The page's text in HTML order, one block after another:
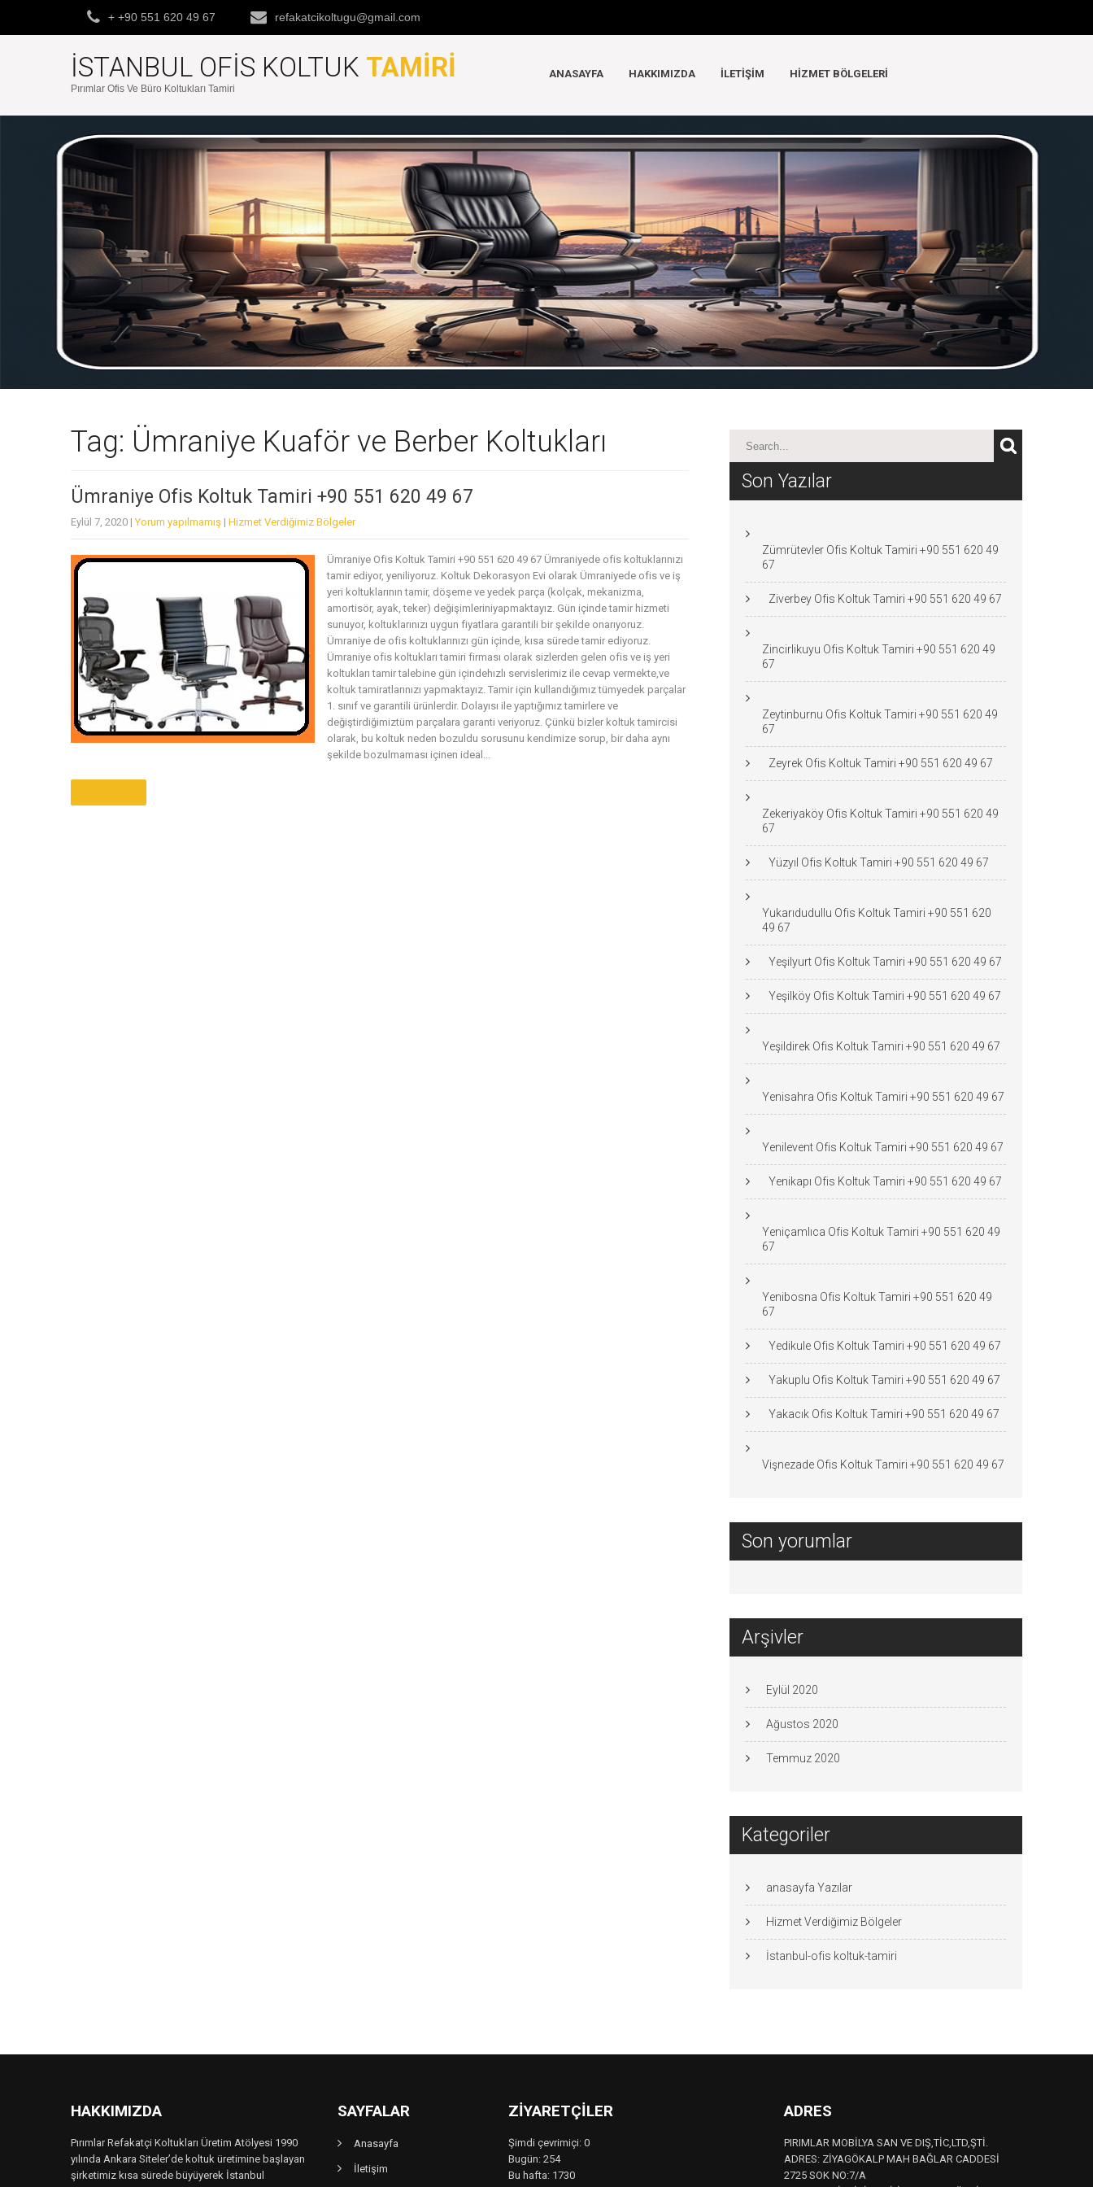
+ +90 551 620 49 67 refakatcikoltugu@gmail.com
İSTANBUL OFIS KOLTUK TAMIRI
Pırımlar Ofis Ve Büro Koltukları Tamiri
ANASAYFA HAKKIMIZDA İLETIŞIM HIZMET BÖLGELERI
Tag: Ümraniye Kuaför ve Berber Koltukları
Ümraniye Ofis Koltuk Tamiri +90 551 620 49 67
Eylül 7, 2020 |Yorum yapılmamış | Hizmet Verdiğimiz Bölgeler
Ümraniye Ofis Koltuk Tamiri +90 551 620 49 67 Ümraniyede ofis koltuklarınızı
tamir ediyor, yeniliyoruz. Koltuk Dekorasyon Evi olarak Ümraniyede ofis ve iş
yeri koltuklarının tamir, döşeme ve yedek parça (kolçak, mekanizma,
amortisör, ayak, teker) değişimleriniyapmaktayız. Gün içinde tamir hizmeti
sunuyor, koltuklarınızı uygun fiyatlara garantili bir şekilde onarıyoruz.
Ümraniye de ofis koltuklarınızı gün içinde, kısa sürede tamir ediyoruz.
Ümraniye ofis koltukları tamiri firması olarak sizlerden gelen ofis ve iş yeri
koltukları tamir talebine gün içindehızlı servislerimiz ile cevap vermekte,ve
koltuk tamiratlarınızı yapmaktayız. Tamir için kullandığımız tümyedek parçalar
1. sınıf ve garantili ürünlerdir. Dolayısı ile yaptığımız tamirlere ve
değiştirdiğimiztüm parçalara garanti veriyoruz. Çünkü bizler koltuk tamircisi
olarak, bu koltuk neden bozuldu sorusunu kendimize sorup, bir daha aynı
şekilde bozulmaması içinen ideal...
Son Yazılar
Zümrütevler Ofis Koltuk Tamiri +90 551 620 49
67
Ziverbey Ofis Koltuk Tamiri +90 551 620 49 67
Zincirlikuyu Ofis Koltuk Tamiri +90 551 620 49
67
Zeytinburnu Ofis Koltuk Tamiri +90 551 620 49
67
Zeyrek Ofis Koltuk Tamiri +90 551 620 49 67
Zekeriyaköy Ofis Koltuk Tamiri +90 551 620 49
67
Yüzyıl Ofis Koltuk Tamiri +90 551 620 49 67
Yukarıdudullu Ofis Koltuk Tamiri +90 551 620
49 67
Yeşilyurt Ofis Koltuk Tamiri +90 551 620 49 67
Yeşilköy Ofis Koltuk Tamiri +90 551 620 49 67
Yeşildirek Ofis Koltuk Tamiri +90 551 620 49 67
Yenisahra Ofis Koltuk Tamiri +90 551 620 49 67
Yenilevent Ofis Koltuk Tamiri +90 551 620 49 67
Yenikapı Ofis Koltuk Tamiri +90 551 620 49 67
Yeniçamlıca Ofis Koltuk Tamiri +90 551 620 49
67
Yenibosna Ofis Koltuk Tamiri +90 551 620 49
67
Yedikule Ofis Koltuk Tamiri +90 551 620 49 67
Yakuplu Ofis Koltuk Tamiri +90 551 620 49 67
Yakacık Ofis Koltuk Tamiri +90 551 620 49 67
Vişnezade Ofis Koltuk Tamiri +90 551 620 49 67
Son yorumlar
Arşivler
Eylül 2020
Ağustos 2020
Temmuz 2020
Kategoriler
anasayfa Yazılar
Hizmet Verdiğimiz Bölgeler
İstanbul-ofis koltuk-tamiri
HAKKIMIZDA
Pırımlar Refakatçi Koltukları Üretim Atölyesi 1990
yılında Ankara Siteler’de koltuk üretimine başlayan
şirketimiz kısa sürede büyüyerek İstanbul
SAYFALAR
Anasayfa
İletişim
ZIYARETÇILER
Şimdi çevrimiçi: 0
Bugün: 254
Bu hafta: 1730
ADRES
PIRIMLAR MOBİLYA SAN VE DIŞ,TİC,LTD,ŞTİ.
ADRES: ZİYAGÖKALP MAH BAĞLAR CADDESİ
2725 SOK NO:7/A